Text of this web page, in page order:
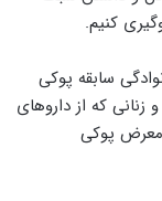
کنیم.
سابقه پوکی
زنانی که از داروهای
معرض پوکی